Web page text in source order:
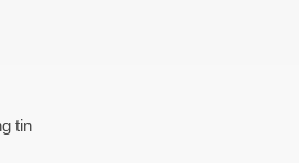
tin